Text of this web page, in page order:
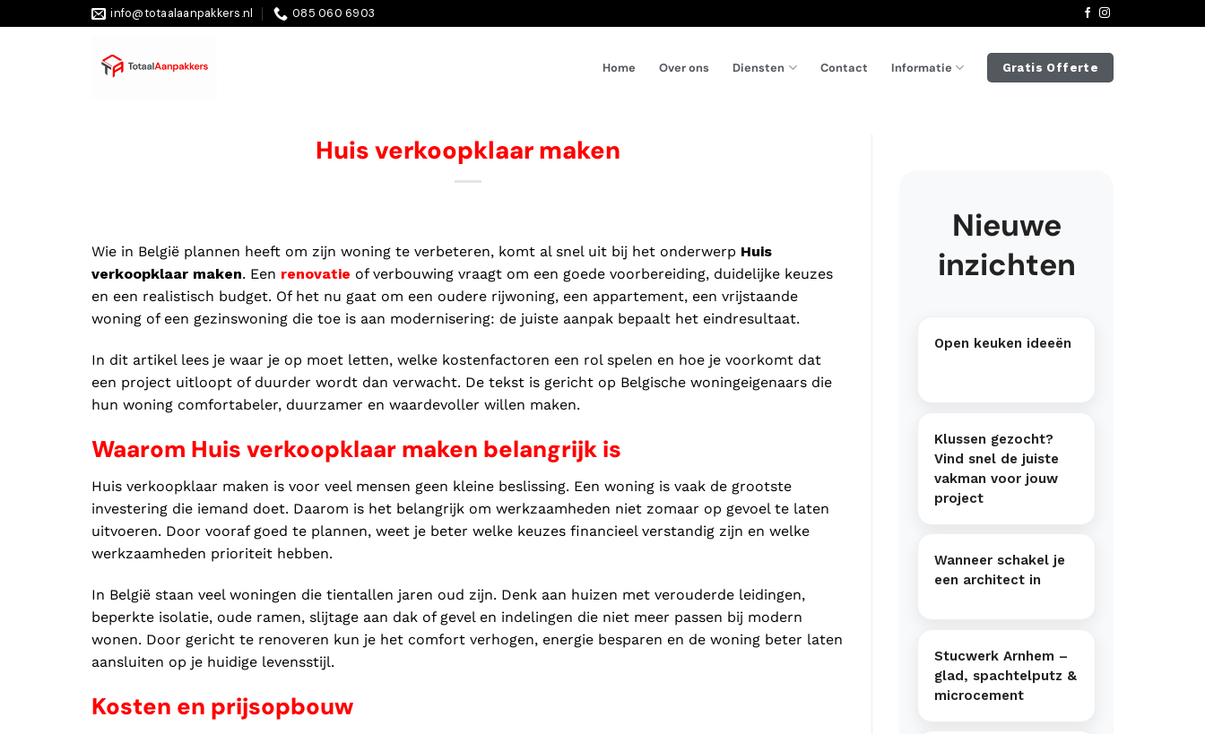
info@totaalaanpakkers.nl 085 060 6903
Home Over ons Diensten Contact Informatie Gratis Offerte
Huis verkoopklaar maken
Wie in België plannen heeft om zijn woning te verbeteren, komt al snel uit bij het onderwerp Huis
verkoopklaar maken. Een renovatie of verbouwing vraagt om een goede voorbereiding, duidelijke keuzes
en een realistisch budget. Of het nu gaat om een oudere rijwoning, een appartement, een vrijstaande
woning of een gezinswoning die toe is aan modernisering: de juiste aanpak bepaalt het eindresultaat.
In dit artikel lees je waar je op moet letten, welke kostenfactoren een rol spelen en hoe je voorkomt dat
een project uitloopt of duurder wordt dan verwacht. De tekst is gericht op Belgische woningeigenaars die
hun woning comfortabeler, duurzamer en waardevoller willen maken.
Waarom Huis verkoopklaar maken belangrijk is
Huis verkoopklaar maken is voor veel mensen geen kleine beslissing. Een woning is vaak de grootste
investering die iemand doet. Daarom is het belangrijk om werkzaamheden niet zomaar op gevoel te laten
uitvoeren. Door vooraf goed te plannen, weet je beter welke keuzes financieel verstandig zijn en welke
werkzaamheden prioriteit hebben.
In België staan veel woningen die tientallen jaren oud zijn. Denk aan huizen met verouderde leidingen,
beperkte isolatie, oude ramen, slijtage aan dak of gevel en indelingen die niet meer passen bij modern
wonen. Door gericht te renoveren kun je het comfort verhogen, energie besparen en de woning beter laten
aansluiten op je huidige levensstijl.
Kosten en prijsopbouw
Nieuwe
inzichten
Open keuken ideeën
Klussen gezocht?
Vind snel de juiste
vakman voor jouw
project
Wanneer schakel je
een architect in
Stucwerk Arnhem –
glad, spachtelputz &
microcement